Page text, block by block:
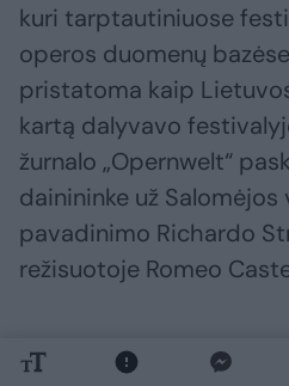
kuri tarptautiniuose
operos duomenų
pristatoma kaip
kartą dalyvavo
žurnalo „Opernwelt“
dainininke už
pavadinimo Richardo
režisuotoje Romeo
Kitus pagrindinius